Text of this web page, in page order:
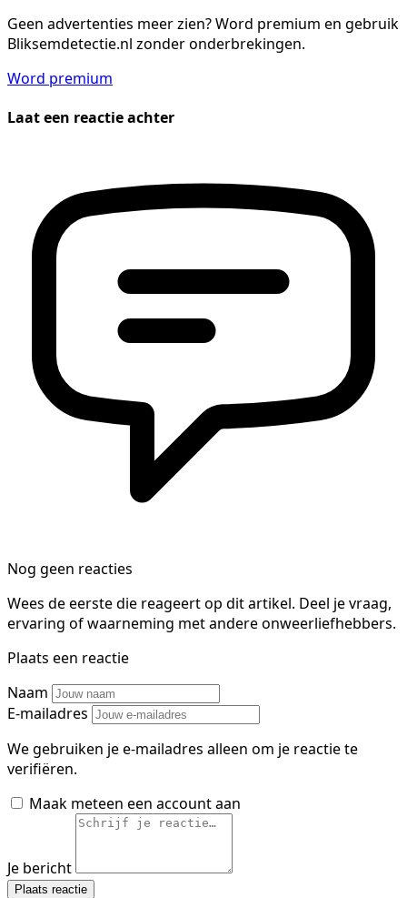
Geen advertenties meer zien?Word premium en gebruik
Bliksemdetectie.nl zonder onderbrekingen.
Word premium
Laat een reactie achter
Nog geen reacties
Wees de eerste die reageert op dit artikel. Deel je vraag,
ervaring of waarneming met andere onweerliefhebbers.
Plaats een reactie
Naam
E-mailadres
We gebruiken je e-mailadres alleen om je reactie te
verifiëren.
Maak meteen een account aan
Je bericht
Plaats reactie